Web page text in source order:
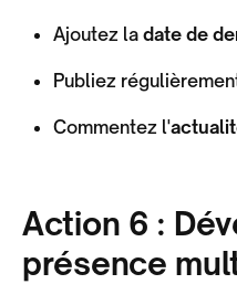
Ajoutez la date de
Publiez
Commentez l'
Action 6 :
présence